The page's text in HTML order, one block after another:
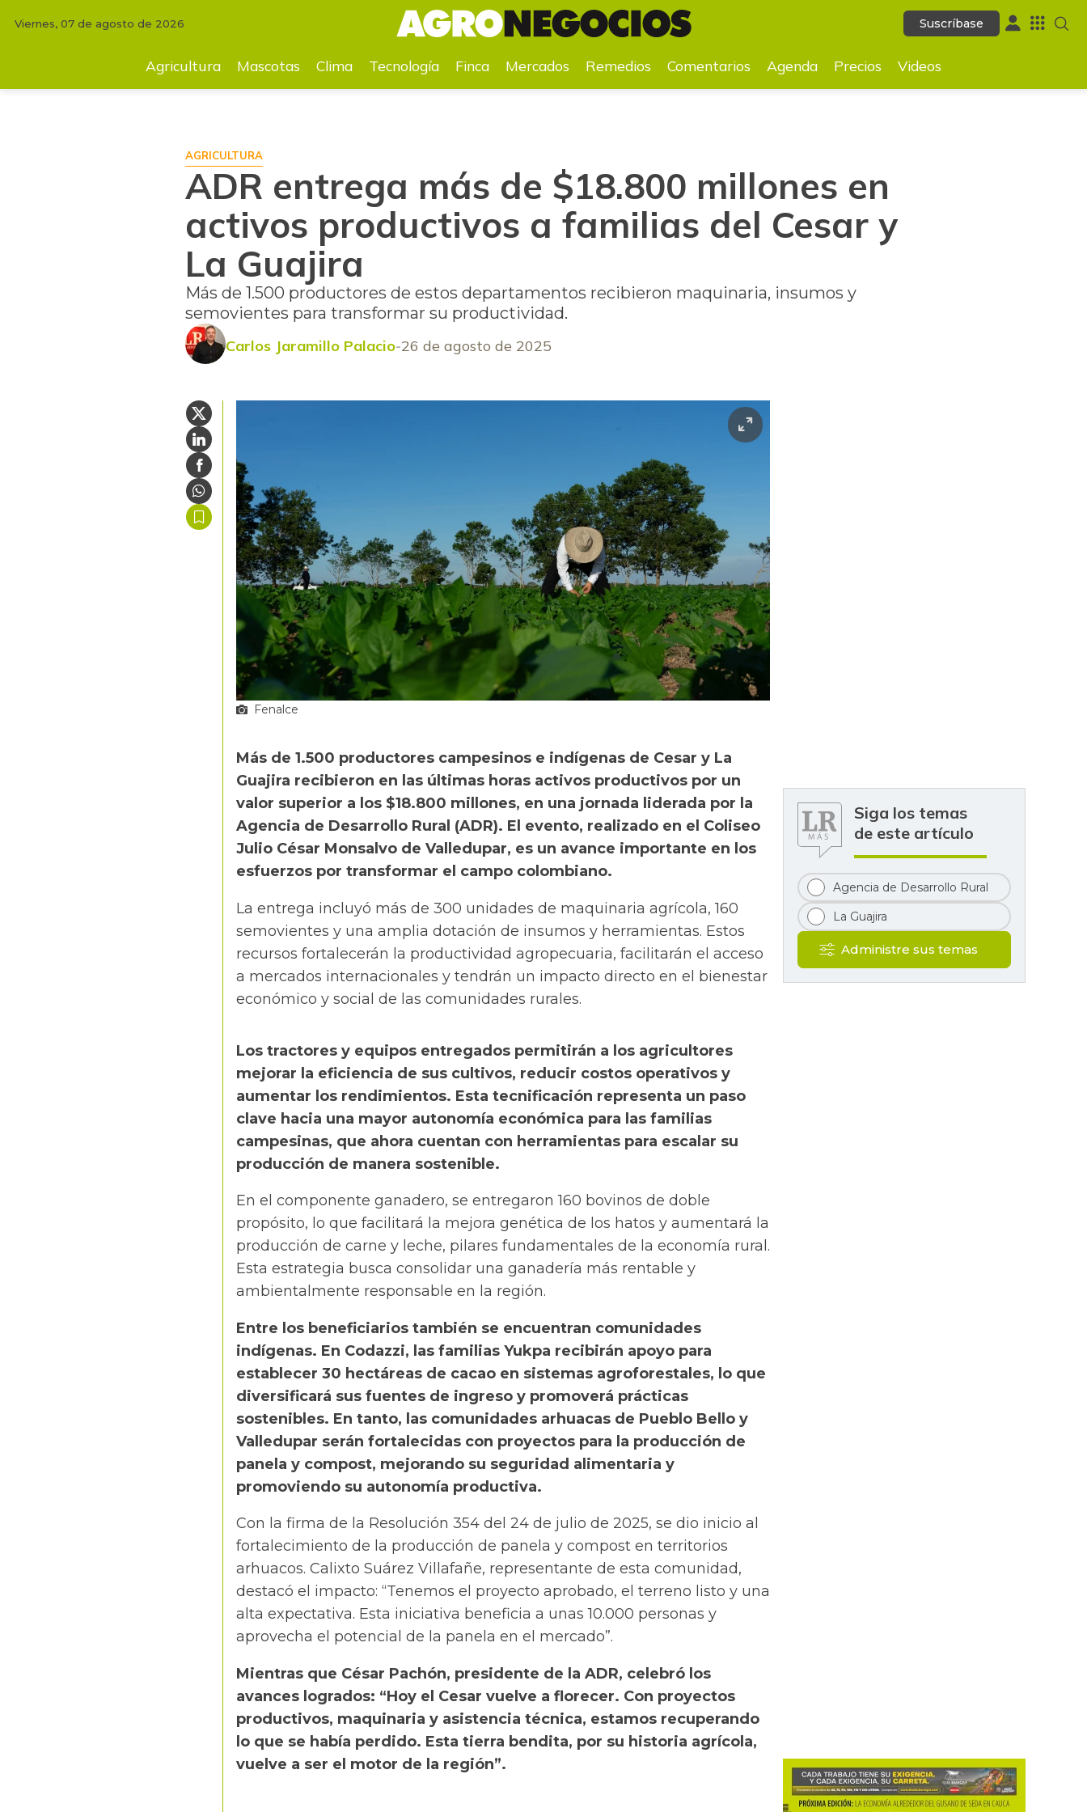
Suscríbase
ADR entrega más de $18.800 millones en activos productivos a familias del Cesar y La Guajira
Viernes, 07 de agosto de 2026 Suscríbase
Agricultura Mascotas Clima Tecnología Finca Mercados Remedios Comentarios Agenda Precios Videos
AGRICULTURA
ADR entrega más de $18.800 millones en
activos productivos a familias del Cesar y
La Guajira
Más de 1.500 productores de estos departamentos recibieron maquinaria, insumos y
semovientes para transformar su productividad.
Carlos Jaramillo Palacio 26 de agosto de 2025
Fenalce
Más de 1.500 productores campesinos e indígenas de Cesar y La
Guajira recibieron en las últimas horas activos productivos por un
valor superior a los $18.800 millones, en una jornada liderada por la
Agencia de Desarrollo Rural (ADR). El evento, realizado en el Coliseo
Julio César Monsalvo de Valledupar, es un avance importante en los
esfuerzos por transformar el campo colombiano.
La entrega incluyó más de 300 unidades de maquinaria agrícola, 160
semovientes y una amplia dotación de insumos y herramientas. Estos
recursos fortalecerán la productividad agropecuaria, facilitarán el acceso
a mercados internacionales y tendrán un impacto directo en el bienestar
económico y social de las comunidades rurales.
Los tractores y equipos entregados permitirán a los agricultores
mejorar la eficiencia de sus cultivos, reducir costos operativos y
aumentar los rendimientos. Esta tecnificación representa un paso
clave hacia una mayor autonomía económica para las familias
campesinas, que ahora cuentan con herramientas para escalar su
producción de manera sostenible.
En el componente ganadero, se entregaron 160 bovinos de doble
propósito, lo que facilitará la mejora genética de los hatos y aumentará la
producción de carne y leche, pilares fundamentales de la economía rural.
Esta estrategia busca consolidar una ganadería más rentable y
ambientalmente responsable en la región.
Entre los beneficiarios también se encuentran comunidades
indígenas. En Codazzi, las familias Yukpa recibirán apoyo para
establecer 30 hectáreas de cacao en sistemas agroforestales, lo que
diversificará sus fuentes de ingreso y promoverá prácticas
sostenibles. En tanto, las comunidades arhuacas de Pueblo Bello y
Valledupar serán fortalecidas con proyectos para la producción de
panela y compost, mejorando su seguridad alimentaria y
promoviendo su autonomía productiva.
Con la firma de la Resolución 354 del 24 de julio de 2025, se dio inicio al
fortalecimiento de la producción de panela y compost en territorios
arhuacos. Calixto Suárez Villafañe, representante de esta comunidad,
destacó el impacto: “Tenemos el proyecto aprobado, el terreno listo y una
alta expectativa. Esta iniciativa beneficia a unas 10.000 personas y
aprovecha el potencial de la panela en el mercado”.
Mientras que César Pachón, presidente de la ADR, celebró los
avances logrados: “Hoy el Cesar vuelve a florecer. Con proyectos
productivos, maquinaria y asistencia técnica, estamos recuperando
lo que se había perdido. Esta tierra bendita, por su historia agrícola,
vuelve a ser el motor de la región”.
Siga los temas
de este artículo
Agencia de Desarrollo Rural
La Guajira
Administre sus temas